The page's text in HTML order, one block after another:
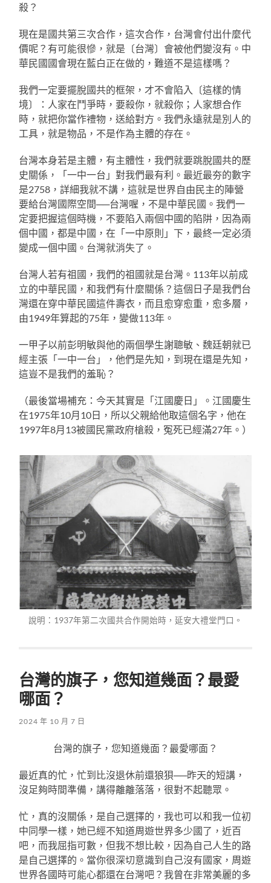
殺？
現在是國共第三次合作，這次合作，台灣會付出什麼代
價呢？有可能很慘，就是〔台灣〕會被他們變沒有。中
華民國國會現在藍白正在做的，難道不是這樣嗎？
我們一定要擺脫國共的框架，才不會陷入〔這樣的情
境〕：人家在鬥爭時，要殺你，就殺你；人家想合作
時，就把你當作禮物，送給對方。我們永遠就是別人的
工具，就是物品，不是作為主體的存在。
台灣本身若是主體，有主體性，我們就要跳脫國共的歷
史關係，「一中一台」對我們最有利。最近最夯的數字
是2758，詳細我就不講，這就是世界自由民主的陣營
要給台灣國際空間──台灣喔，不是中華民國。我們一
定要把握這個時機，不要陷入兩個中國的陷阱，因為兩
個中國，都是中國，在「一中原則」下，最終一定必須
變成一個中國。台灣就消失了。
台灣人若有祖國，我們的祖國就是台灣。113年以前成
立的中華民國，和我們有什麼關係？這個日子是我們台
灣還在穿中華民國這件壽衣，而且愈穿愈重，愈多層，
由1949年算起的75年，變做113年。
一甲子以前彭明敏與他的兩個學生謝聰敏、魏廷朝就已
經主張「一中一台」，他們是先知，到現在還是先知，
這豈不是我們的羞恥？
（最後當場補充：今天其實是「江國慶日」。江國慶生
在1975年10月10日，所以父親給他取這個名字，他在
1997年8月13被國民黨政府槍殺，冤死已經滿27年。）
說明：1937年第二次國共合作開始時，延安大禮堂門口。
台灣的旗子，您知道幾面？最愛
哪面？
2024 年 10 月 7 日
台灣的旗子，您知道幾面？最愛哪面？
最近真的忙，忙到比沒退休前還狼狽──昨天的短講，
沒足夠時間準備，講得離離落落，很對不起聽眾。
忙，真的沒關係，是自己選擇的，我也可以和我一位初
中同學一樣，她已經不知道周遊世界多少國了，近百
吧，而我屈指可數，但我不想比較，因為自己人生的路
是自己選擇的。當你很深切意識到自己沒有國家，周遊
世界各國時可能心都還在台灣吧？我曾在非常美麗的多